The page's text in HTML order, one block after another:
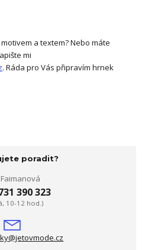
a textem? Nebo máte
mi
. Ráda pro Vás připravím hrnek
poradit?
Faimanová
390 323
10-12 hod.)